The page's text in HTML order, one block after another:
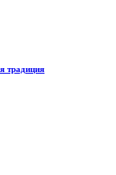
традиция